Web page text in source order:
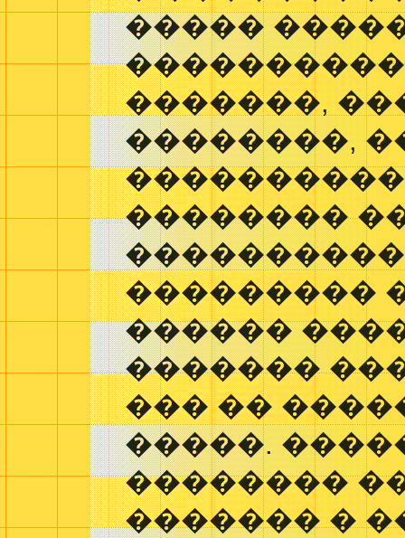
�����
�������,
��������,
��������
���������
������
�������
��� ��
�����.
��������
������� �